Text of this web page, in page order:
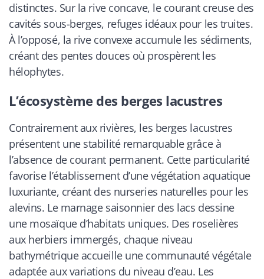
distinctes. Sur la rive concave, le courant creuse des
cavités sous-berges, refuges idéaux pour les truites.
À l’opposé, la rive convexe accumule les sédiments,
créant des pentes douces où prospèrent les
hélophytes.
L’écosystème des berges lacustres
Contrairement aux rivières, les berges lacustres
présentent une stabilité remarquable grâce à
l’absence de courant permanent. Cette particularité
favorise l’établissement d’une végétation aquatique
luxuriante, créant des nurseries naturelles pour les
alevins. Le marnage saisonnier des lacs dessine
une mosaïque d’habitats uniques. Des roselières
aux herbiers immergés, chaque niveau
bathymétrique accueille une communauté végétale
adaptée aux variations du niveau d’eau. Les